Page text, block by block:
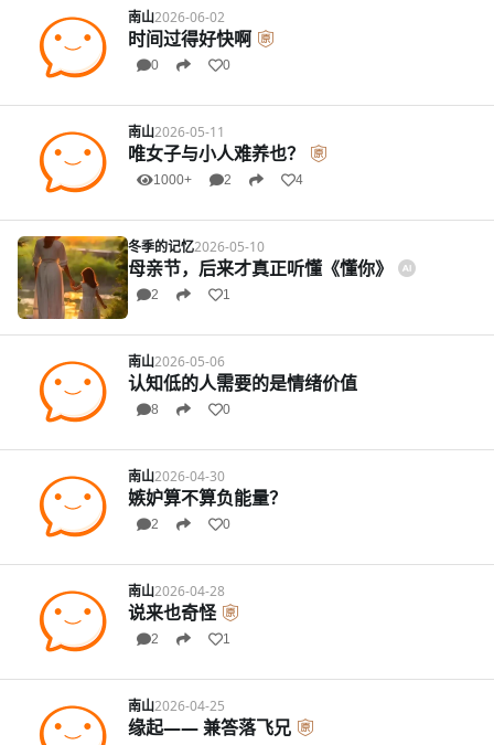
南山2026-06-02
时间过得好快啊
0 0
南山2026-05-11
唯女子与小人难养也？
1000+ 2 4
冬季的记忆2026-05-10
母亲节，后来才真正听懂《懂你》
2 1
南山2026-05-06
认知低的人需要的是情绪价值
8 0
南山2026-04-30
嫉妒算不算负能量？
2 0
南山2026-04-28
说来也奇怪
2 1
南山2026-04-25
缘起—— 兼答落飞兄